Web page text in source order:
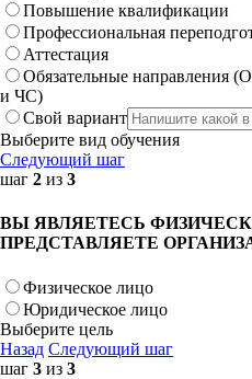
Повышение квалификации
Профессиональная
Аттестация
Обязательные направления
и ЧС)
Свой вариант
Выберите вид обучения
Следующий шаг
шаг 2 из 3
ВЫ ЯВЛЯЕТЕСЬ
ПРЕДСТАВЛЯЕТЕ
Физическое лицо
Юридическое лицо
Выберите цель
Назад Следующий шаг
шаг 3 из 3